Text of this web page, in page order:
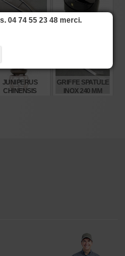
À JIN
BENTO MOTIF
JUNIPERUS
CHINENSIS
GRIFFE SPATULE
INOX 240 MM
04 74 55 23 48 merci.